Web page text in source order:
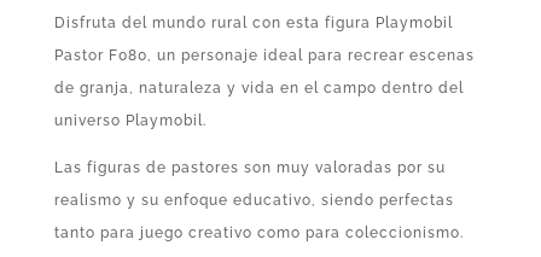
Disfruta del mundo rural con esta figura Playmobil
Pastor F080, un personaje ideal para recrear escenas
de granja, naturaleza y vida en el campo dentro del
universo Playmobil.
Las figuras de pastores son muy valoradas por su
realismo y su enfoque educativo, siendo perfectas
tanto para juego creativo como para coleccionismo.